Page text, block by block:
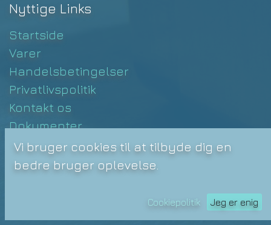
Nyttige Links
Startside
Varer
Handelsbetingelser
Privatlivspolitik
Kontakt os
Dokumenter
Workshops: inspiration for fremtiden
Vi bruger cookies til at tilbyde dig en
bedre bruger oplevelse.
Cookiepolitik Jeg er enig